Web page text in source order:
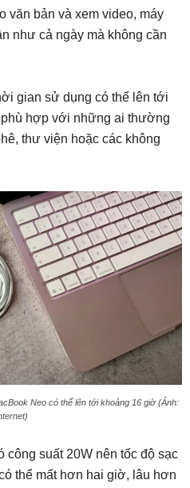
văn bản và xem video, máy
như cả ngày mà không cần
gian sử dụng có thể lên tới
hợp với những ai thường
thư viện hoặc các không
Neo có thể lên tới khoảng 16 giờ (Ảnh:
công suất 20W nên tốc độ sạc
thể mất hơn hai giờ, lâu hơn